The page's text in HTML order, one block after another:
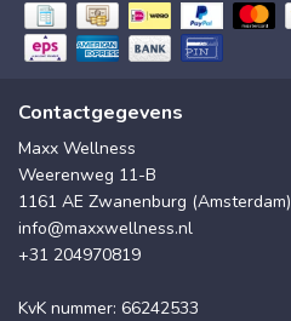
Contactgegevens
Maxx Wellness
Weerenweg 11-B
1161 AE Zwanenburg (Amsterdam)
info@maxxwellness.nl
+31 204970819
KvK nummer: 66242533